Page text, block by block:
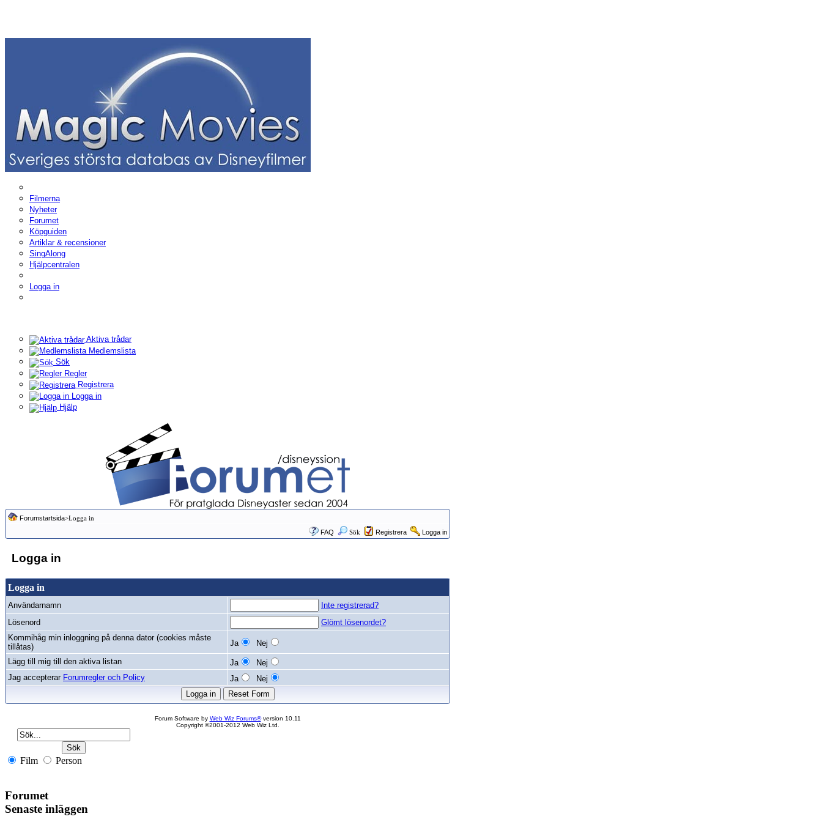
Filmerna
Nyheter
Forumet
Köpguiden
Artiklar & recensioner
SingAlong
Hjälpcentralen
Logga in
Aktiva trådar
Medlemslista
Sök
Regler
Registrera
Logga in
Hjälp
Forumstartsida>Logga in
FAQ
Sök Registrera Logga in
Logga in
Logga in
Användarnamn
Inte registrerad?
Lösenord
Glömt lösenordet?
Kommihåg min inloggning på denna dator (cookies måste
tillåtas)
Ja
Nej
Lägg till mig till den aktiva listan
Ja
Nej
Jag accepterar Forumregler och Policy Ja Nej
Forum Software by Web Wiz Forums®version 10.11
Copyright ©2001-2012 Web Wiz Ltd.
Film Person
Forumet
Senaste inläggen